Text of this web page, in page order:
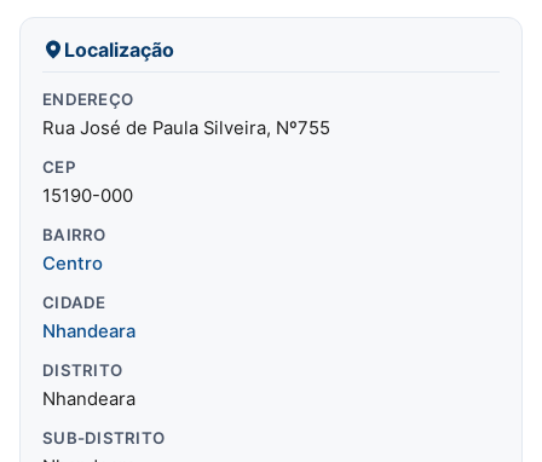
Localização
ENDEREÇO
Rua José de Paula Silveira, Nº755
CEP
15190-000
BAIRRO
Centro
CIDADE
Nhandeara
DISTRITO
Nhandeara
SUB-DISTRITO